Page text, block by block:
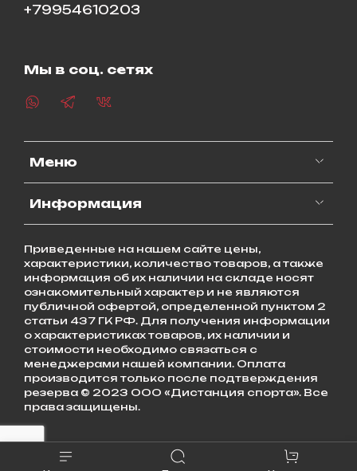
Меню
Информация
+79954610203
Мы в соц. сетях
Приведенные на нашем сайте цены,
характеристики, количество товаров, а также
информация об их наличии на складе носят
ознакомительный характер и не являются
публичной офертой, определенной пунктом 2
статьи 437 ГК РФ. Для получения информации
о характеристиках товаров, их наличии и
стоимости необходимо связаться с
менеджерами нашей компании. Оплата
производится только после подтверждения
резерва © 2023 ООО «Дистанция спорта». Все
права защищены.